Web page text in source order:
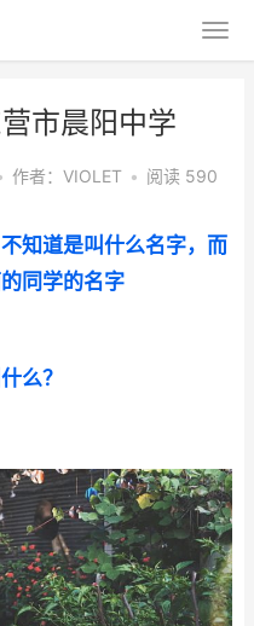
市晨阳中学
作者：VIOLET • 阅读 590
知道是叫什么名字，而
同学的名字
么？